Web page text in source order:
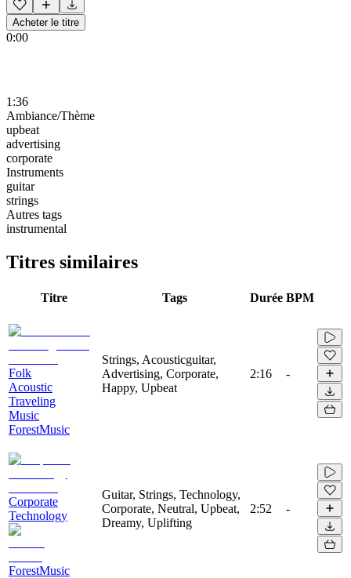
Acheter le titre
0:00
1:36
Ambiance/Thème
upbeat
advertising
corporate
Instruments
guitar
strings
Autres tags
instrumental
Titres similaires
Titre Tags Durée BPM
Folk
Acoustic
Traveling
Music
ForestMusic
Strings, Acousticguitar,
Advertising, Corporate,
Happy, Upbeat
2:16 -
Corporate
Technology
ForestMusic
Guitar, Strings, Technology,
Corporate, Neutral, Upbeat,
Dreamy, Uplifting
2:52 -